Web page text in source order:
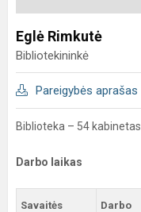
Eglė Rimkutė
Bibliotekininkė
Pareigybės aprašas
Biblioteka – 54 kabinetas
Darbo laikas
Savaitės
Darbo